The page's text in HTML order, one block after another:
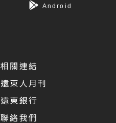
Android
相關連結
遠東人月刊
遠東銀行
聯絡我們